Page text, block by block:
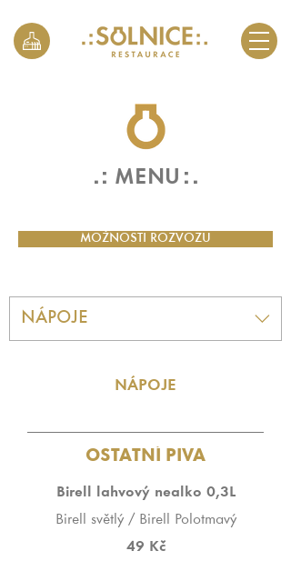
. : MENU : .
MOŽNOSTI ROZVOZU
NÁPOJE
NÁPOJE
OSTATNÍ PIVA
Birell lahvový nealko 0,3L
Birell světlý / Birell Polotmavý
49 Kč